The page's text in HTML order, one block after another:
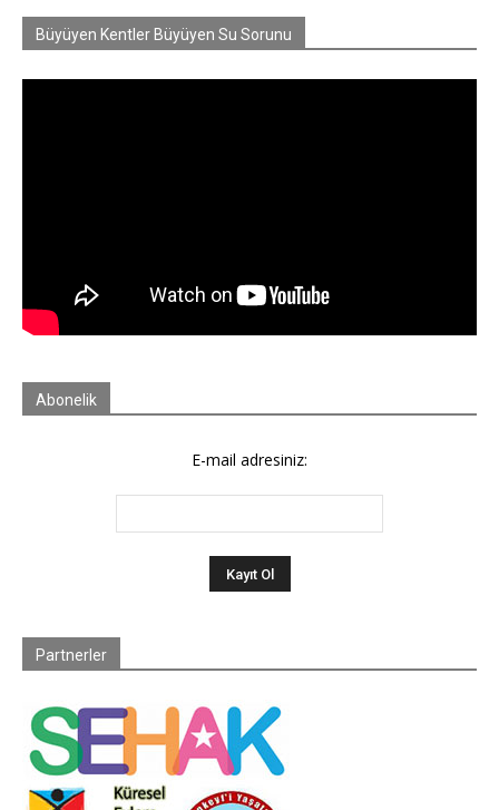
Büyüyen Kentler Büyüyen Su Sorunu
Abonelik
E-mail adresiniz:
Partnerler